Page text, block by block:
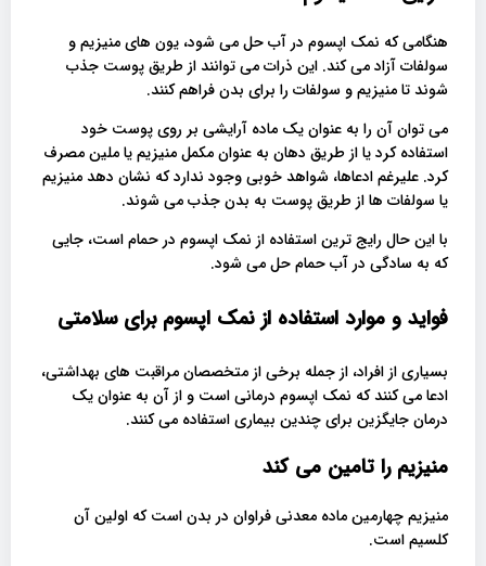
هنگامی که نمک اپسوم در آب حل می شود، یون های منیزیم و
سولفات آزاد می کند. این ذرات می توانند از طریق پوست جذب
شوند تا منیزیم و سولفات را برای بدن فراهم کنند.
می توان آن را به عنوان یک ماده آرایشی بر روی پوست خود
استفاده کرد یا از طریق دهان به عنوان مکمل منیزیم یا ملین مصرف
کرد. علیرغم ادعاها، شواهد خوبی وجود ندارد که نشان دهد منیزیم
یا سولفات ها از طریق پوست به بدن جذب می شوند.
با این حال رایج ترین استفاده از نمک اپسوم در حمام است، جایی
که به سادگی در آب حمام حل می شود.
فواید و موارد استفاده از نمک اپسوم برای سلامتی
بسیاری از افراد، از جمله برخی از متخصصان مراقبت های بهداشتی،
ادعا می کنند که نمک اپسوم درمانی است و از آن به عنوان یک
درمان جایگزین برای چندین بیماری استفاده می کنند.
منیزیم را تامین می کند
منیزیم چهارمین ماده معدنی فراوان در بدن است که اولین آن
کلسیم است.